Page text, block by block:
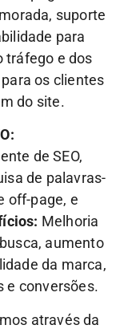
suporte
para
tráfego e dos
os clientes
do site.
de SEO,
de palavras-
off-page, e
Melhoria
aumento
da marca,
e conversões.
através da